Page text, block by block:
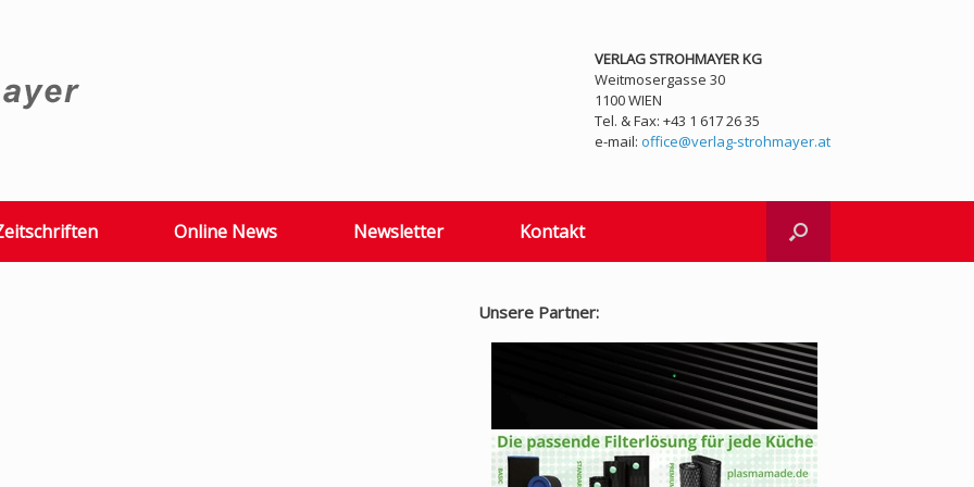
VERLAG STROHMAYER KG
Weitmosergasse 30
1100 WIEN
Tel. & Fax: +43 1 617 26 35
e-mail: office@verlag-strohmayer.at
Online News Newsletter Kontakt
Unsere Partner: